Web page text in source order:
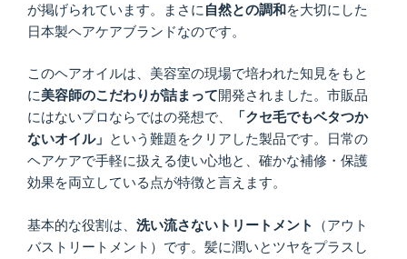
が掲げられています。まさに 自然との調和を大切にした
日本製ヘアケアブランドなのです。
このヘアオイルは、美容室の現場で培われた知見をもと
に美容師のこだわりが詰まって開発されました。市販品
にはないプロならではの発想で、
「クセ毛でもベタつか
ないオイル」 という難題をクリアした製品です。日常の
ヘアケアで手軽に扱える使い心地と、確かな補修・保護
効果を両立している点が特徴と言えます。
基本的な役割は、 洗い流さないトリートメント
（アウト
バストリートメント）です。髪に潤いとツヤをプラスし